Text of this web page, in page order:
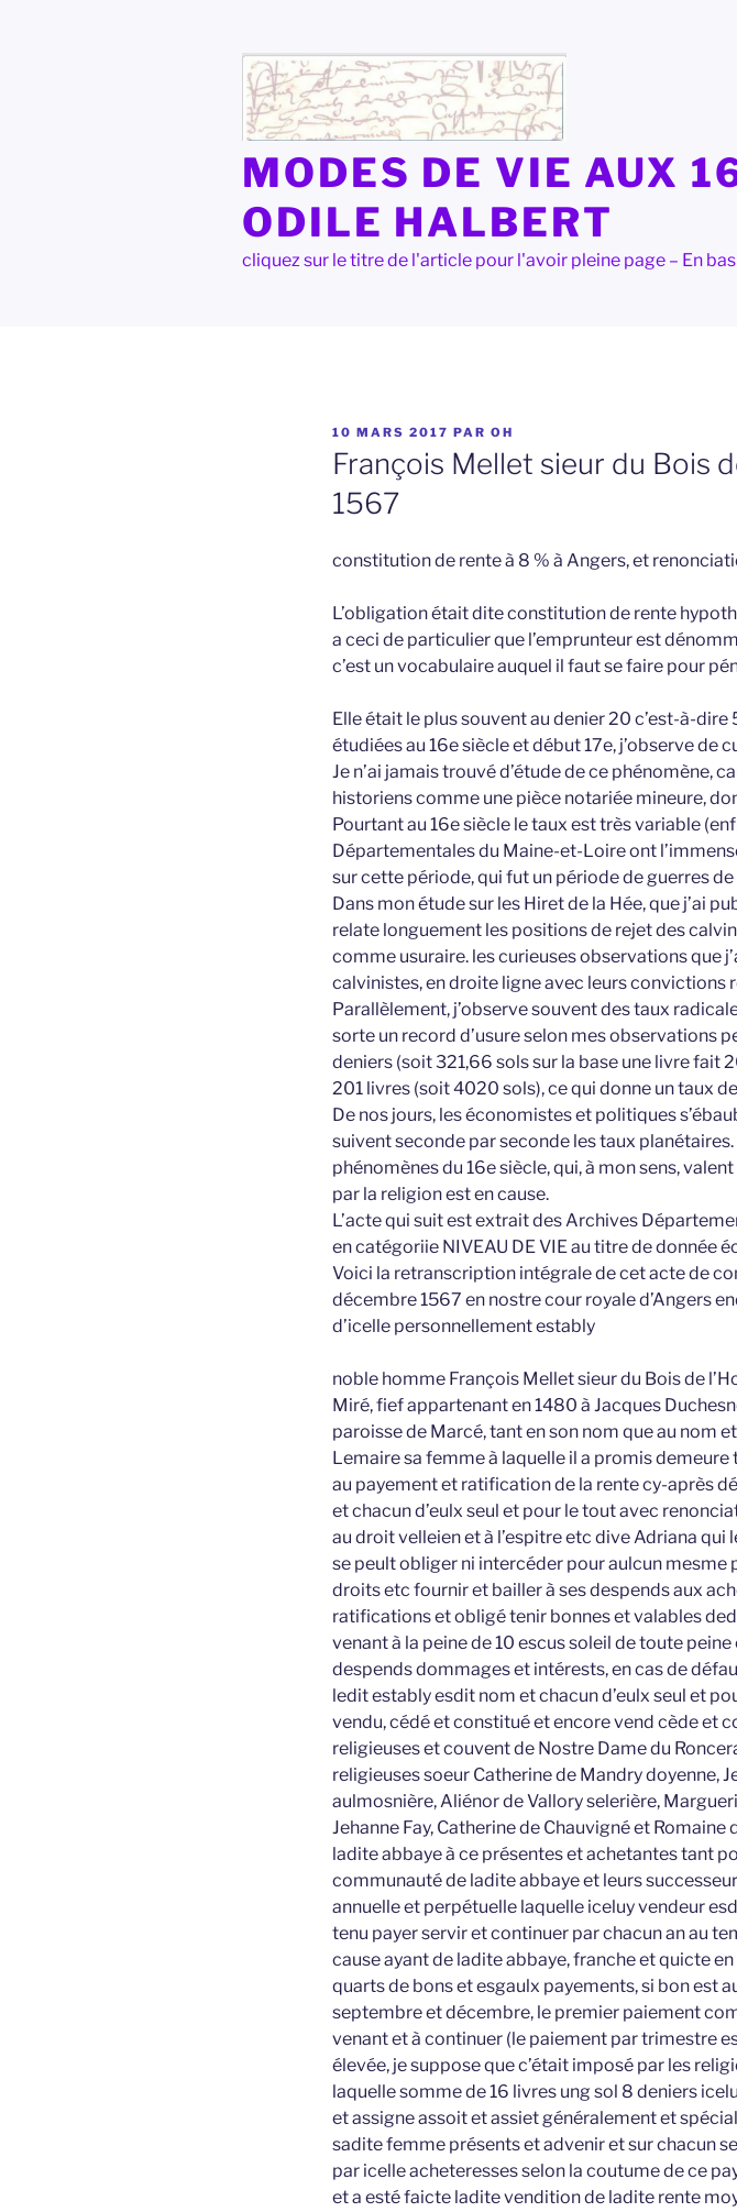
MODES DE VIE AUX
ODILE HALBERT
cliquez sur le titre de l'article pour l'avoir pleine page – En
PUBLIÉ
LE
10 MARS 2017 PAR OH
François Mellet sieur du Bois
1567
constitution de rente à 8 % à Angers, et
L’obligation était dite constitution de rente
a ceci de particulier que l’emprunteur est
c’est un vocabulaire auquel il faut se faire pour
Elle était le plus souvent au denier 20 c’est-à-
étudiées au 16e siècle et début 17e, j’observe de
Je n’ai jamais trouvé d’étude de ce phénomène,
historiens comme une pièce notariée mineure,
Pourtant au 16e siècle le taux est très variable
Départementales du Maine-et-Loire ont
sur cette période, qui fut un période de guerres
Dans mon étude sur les Hiret de la Hée, que j’ai
relate longuement les positions de rejet des
comme usuraire. les curieuses observations que
calvinistes, en droite ligne avec leurs convictions
Parallèlement, j’observe souvent des taux
sorte un record d’usure selon mes observations
deniers (soit 321,66 sols sur la base une livre fait
201 livres (soit 4020 sols), ce qui donne un taux
De nos jours, les économistes et politiques
suivent seconde par seconde les taux
phénomènes du 16e siècle, qui, à mon sens,
par la religion est en cause.
L’acte qui suit est extrait des Archives
en catégoriie NIVEAU DE VIE au titre de donnée
Voici la retranscription intégrale de cet acte de
décembre 1567 en nostre cour royale d’Angers
d’icelle personnellement estably
noble homme François Mellet sieur du Bois de
Miré, fief appartenant en 1480 à Jacques
paroisse de Marcé, tant en son nom que au nom
Lemaire sa femme à laquelle il a promis
au payement et ratification de la rente cy-après
et chacun d’eulx seul et pour le tout avec
au droit velleien et à l’espitre etc dive Adriana
se peult obliger ni intercéder pour aulcun
droits etc fournir et bailler à ses despends aux
ratifications et obligé tenir bonnes et valables
venant à la peine de 10 escus soleil de toute
despends dommages et intérests, en cas de
ledit estably esdit nom et chacun d’eulx seul et
vendu, cédé et constitué et encore vend cède et
religieuses et couvent de Nostre Dame du
religieuses soeur Catherine de Mandry doyenne,
aulmosnière, Aliénor de Vallory selerière,
Jehanne Fay, Catherine de Chauvigné et
ladite abbaye à ce présentes et achetantes tant
communauté de ladite abbaye et leurs
annuelle et perpétuelle laquelle iceluy vendeur
tenu payer servir et continuer par chacun an au
cause ayant de ladite abbaye, franche et quicte
quarts de bons et esgaulx payements, si bon est
septembre et décembre, le premier paiement
venant et à continuer (le paiement par trimestre
élevée, je suppose que c’était imposé par les
laquelle somme de 16 livres ung sol 8 deniers
et assigne assoit et assiet généralement et
sadite femme présents et advenir et sur chacun
par icelle acheteresses selon la coutume de ce
et a esté faicte ladite vendition de ladite rente